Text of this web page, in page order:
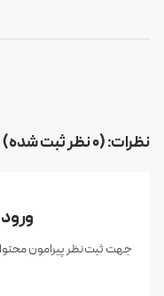
نظرات: (0 نظر ثبت شده)
جهت ثبت نظر پیرامون محتوا